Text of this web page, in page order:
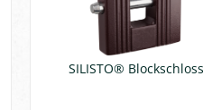
SILISTO® Blockschloss